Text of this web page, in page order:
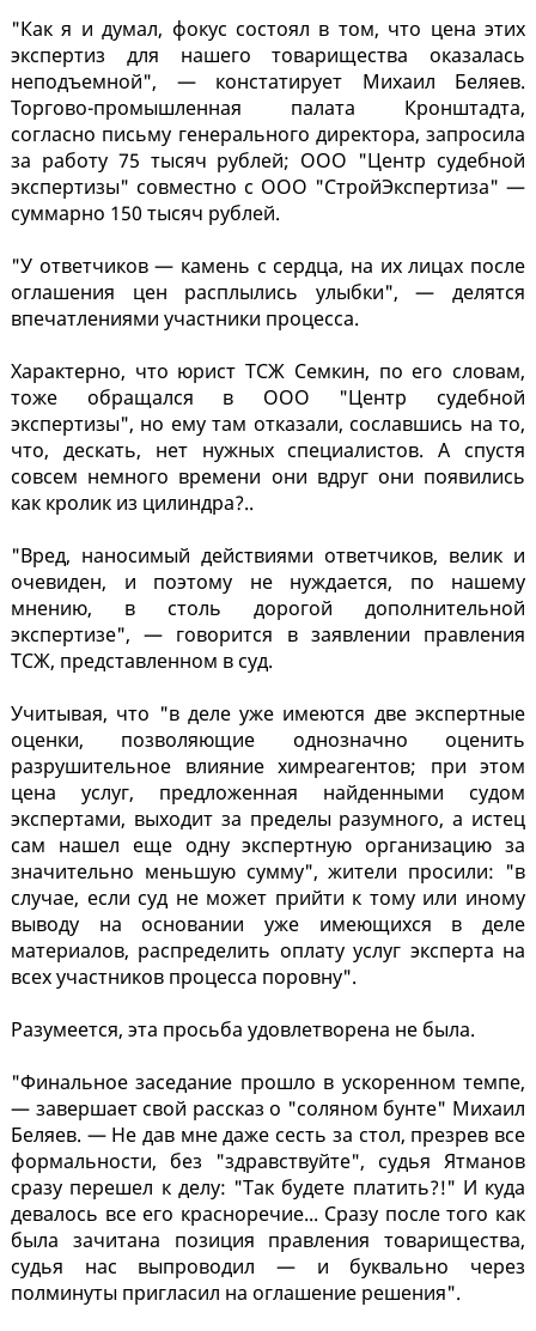
"Как я и думал, фокус состоял в том, что цена этих
экспертиз для нашего товарищества оказалась
неподъемной", — констатирует Михаил Беляев.
Торгово-промышленная палата Кронштадта,
согласно письму генерального директора, запросила
за работу 75 тысяч рублей; ООО "Центр судебной
экспертизы" совместно с ООО "СтройЭкспертиза" —
суммарно 150 тысяч рублей.
"У ответчиков — камень с сердца, на их лицах после
оглашения цен расплылись улыбки", — делятся
впечатлениями участники процесса.
Характерно, что юрист ТСЖ Семкин, по его словам,
тоже обращался в ООО "Центр судебной
экспертизы", но ему там отказали, сославшись на то,
что, дескать, нет нужных специалистов. А спустя
совсем немного времени они вдруг они появились
как кролик из цилиндра?..
"Вред, наносимый действиями ответчиков, велик и
очевиден, и поэтому не нуждается, по нашему
мнению, в столь дорогой дополнительной
экспертизе", — говорится в заявлении правления
ТСЖ, представленном в суд.
Учитывая, что "в деле уже имеются две экспертные
оценки, позволяющие однозначно оценить
разрушительное влияние химреагентов; при этом
цена услуг, предложенная найденными судом
экспертами, выходит за пределы разумного, а истец
сам нашел еще одну экспертную организацию за
значительно меньшую сумму", жители просили: "в
случае, если суд не может прийти к тому или иному
выводу на основании уже имеющихся в деле
материалов, распределить оплату услуг эксперта на
всех участников процесса поровну".
Разумеется, эта просьба удовлетворена не была.
"Финальное заседание прошло в ускоренном темпе,
— завершает свой рассказ о "соляном бунте" Михаил
Беляев. — Не дав мне даже сесть за стол, презрев все
формальности, без "здравствуйте", судья Ятманов
сразу перешел к делу: "Так будете платить?!" И куда
девалось все его красноречие... Сразу после того как
была зачитана позиция правления товарищества,
судья нас выпроводил — и буквально через
полминуты пригласил на оглашение решения".